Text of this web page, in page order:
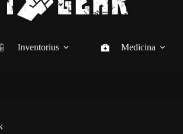
Inventorius Medicina